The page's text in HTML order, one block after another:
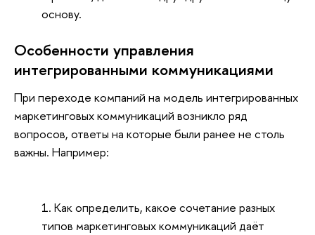
основу.
Особенности управления
интегрированными коммуникациями
При переходе компаний на модель интегрированных
маркетинговых коммуникаций возникло ряд
вопросов, ответы на которые были ранее не столь
важны. Например:
Как определить, какое сочетание разных
типов маркетинговых коммуникаций даёт